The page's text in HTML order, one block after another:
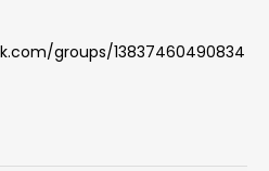
groups/13837460490834